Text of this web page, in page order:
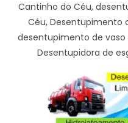
Cantinho do Céu,
Céu, Desentupimento
desentupimento de
Desentupidora de